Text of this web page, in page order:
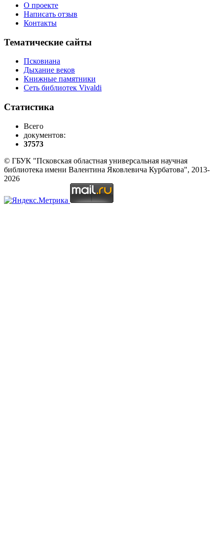
О проекте
Написать отзыв
Контакты
Тематические сайты
Псковиана
Дыхание веков
Книжные памятники
Сеть библиотек Vivaldi
Статистика
Всего
документов:
37573
© ГБУК "Псковская областная универсальная научная
библиотека имени Валентина Яковлевича Курбатова", 2013-
2026